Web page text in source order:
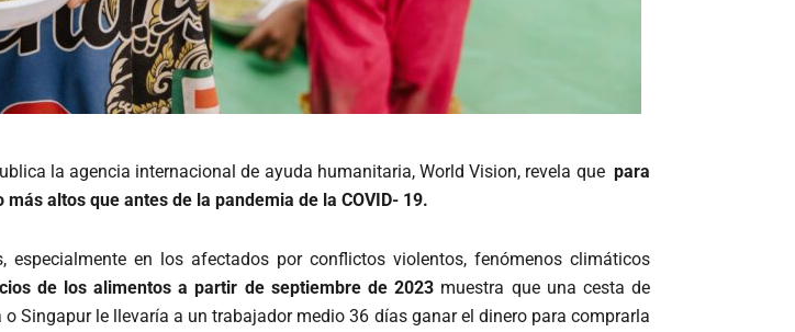
la agencia internacional de ayuda humanitaria, World Vision, revela que para
altos que antes de la pandemia de la COVID- 19.
en los afectados por conflictos violentos, fenómenos climáticos
de los alimentos a partir de septiembre de 2023 muestra que una cesta de
Singapur le llevaría a un trabajador medio 36 días ganar el dinero para comprarla